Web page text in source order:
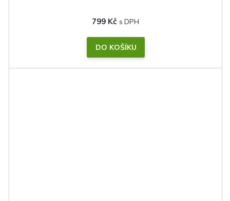
799 Kč
DO KOŠÍKU